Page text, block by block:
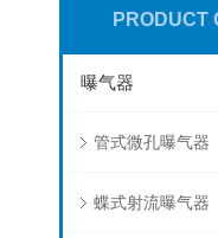
PRODUCT
曝气器
管式微孔曝气器
蝶式射流曝气器